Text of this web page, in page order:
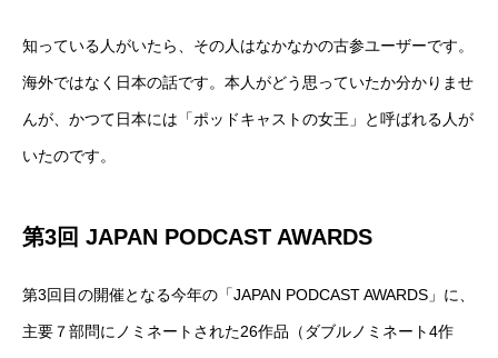
知っている人がいたら、その人はなかなかの古参ユーザーです。
海外ではなく日本の話です。本人がどう思っていたか分かりませ
んが、かつて日本には「ポッドキャストの女王」と呼ばれる人が
いたのです。
第3回 JAPAN PODCAST AWARDS
第3回目の開催となる今年の「JAPAN PODCAST AWARDS」に、
主要７部問にノミネートされた26作品（ダブルノミネート4作